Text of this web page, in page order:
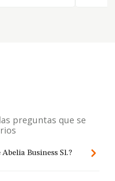
preguntas que se
Business Sl.?